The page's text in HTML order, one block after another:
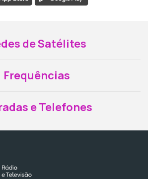
de Satélites
Frequências
e Telefones